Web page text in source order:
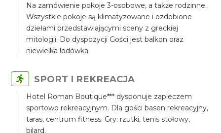
Na zamówienie pokoje 3-osobowe, a także rodzinne.
Wszystkie pokoje są klimatyzowane i ozdobione
dziełami przedstawiającymi sceny z greckiej
mitologii. Do dyspozycji Gości jest balkon oraz
niewielka lodówka.
SPORT I REKREACJA
Hotel Roman Boutique*** dysponuje zapleczem
sportowo rekreacyjnym. Dla gości basen rekreacyjny,
taras, centrum fitness. Gry: rzutki, tenis stołowy,
bilard.